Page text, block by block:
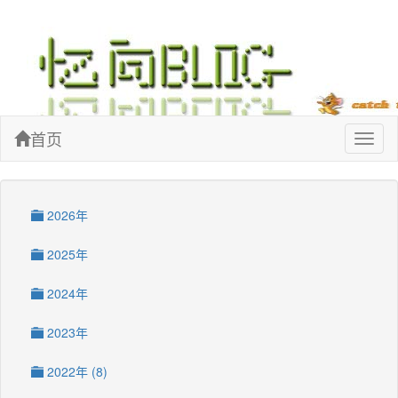
首页
2026年
2025年
2024年
2023年
2022年 (8)